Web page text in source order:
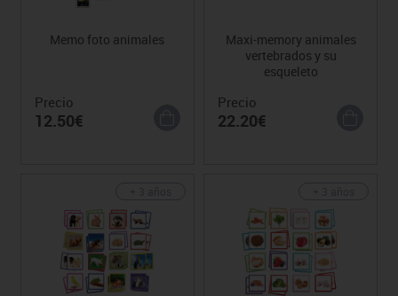
Memo foto animales
Precio
12.50€
Maxi-memory animales
vertebrados y su
esqueleto
Precio
22.20€